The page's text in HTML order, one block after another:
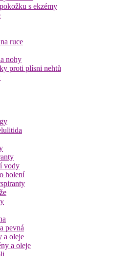
s ekzémy
ruce
nohy
proti plísni nehtů
vody
holení
pevná
a oleje
a oleje